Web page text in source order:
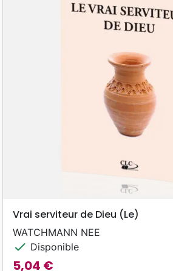
Vrai serviteur de Dieu (Le)
WATCHMANN NEE
check Disponible
5,04 €